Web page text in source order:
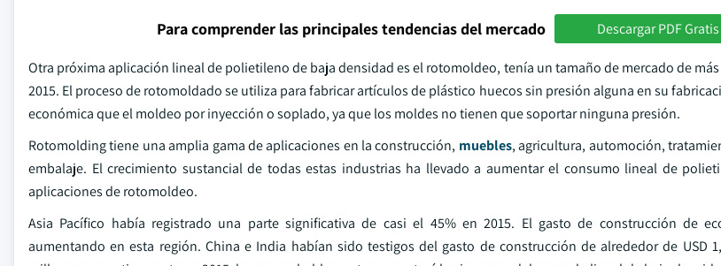
Para comprender las principales tendencias del mercado Descargar PDF Gratis
Otra próxima aplicación lineal de polietileno de baja densidad es el rotomoldeo, tenía un tamaño de mercado de más
2015. El proceso de rotomoldado se utiliza para fabricar artículos de plástico huecos sin presión alguna en su
económica que el moldeo por inyección o soplado, ya que los moldes no tienen que soportar ninguna presión.
Rotomolding tiene una amplia gama de aplicaciones en la construcción, muebles, agricultura, automoción,
embalaje. El crecimiento sustancial de todas estas industrias ha llevado a aumentar el consumo lineal de
aplicaciones de rotomoldeo.
Asia Pacífico había registrado una parte significativa de casi el 45% en 2015. El gasto de construcción de
aumentando en esta región. China e India habían sido testigos del gasto de construcción de alrededor de USD